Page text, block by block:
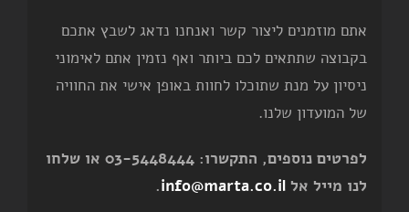
אתם מוזמנים ליצור קשר ואנחנו נדאג לשבץ אתכם
בקבוצה שתתאים לכם ביותר ואף נזמין אתם לאימוני
ניסיון על מנת שתוכלו לחוות באופן אישי את החוויה
של המועדון שלנו.
לפרטים נוספים, התקשרו: 03-5448444 או שלחו
לנו מייל אל info@marta.co.il
.